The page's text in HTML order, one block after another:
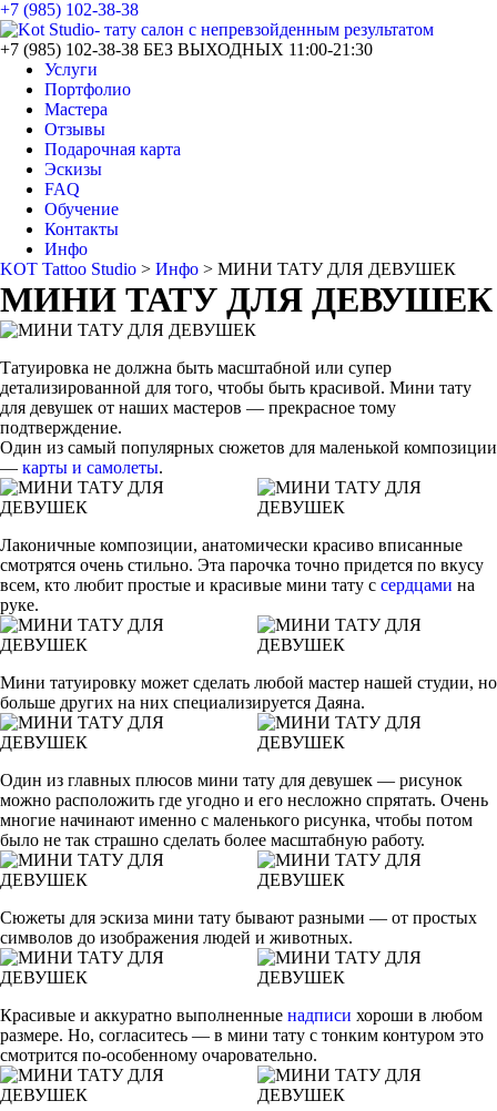
+7 (985) 102-38-38
+7 (985) 102-38-38 БЕЗ ВЫХОДНЫХ 11:00-21:30
Услуги
Портфолио
Мастера
Отзывы
Подарочная карта
Эскизы
FAQ
Обучение
Контакты
Инфо
KOT Tattoo Studio > Инфо > МИНИ ТАТУ ДЛЯ ДЕВУШЕК
МИНИ ТАТУ ДЛЯ ДЕВУШЕК
Татуировка не должна быть масштабной или супер
детализированной для того, чтобы быть красивой. Мини тату
для девушек от наших мастеров — прекрасное тому
подтверждение.
Один из самый популярных сюжетов для маленькой композиции
— карты и самолеты.
Лаконичные композиции, анатомически красиво вписанные
смотрятся очень стильно. Эта парочка точно придется по вкусу
всем, кто любит простые и красивые мини тату с сердцами на
руке.
Мини татуировку может сделать любой мастер нашей студии, но
больше других на них специализируется Даяна.
Один из главных плюсов мини тату для девушек — рисунок
можно расположить где угодно и его несложно спрятать. Очень
многие начинают именно с маленького рисунка, чтобы потом
было не так страшно сделать более масштабную работу.
Сюжеты для эскиза мини тату бывают разными — от простых
символов до изображения людей и животных.
Красивые и аккуратно выполненные надписи хороши в любом
размере. Но, согласитесь — в мини тату с тонким контуром это
смотрится по-особенному очаровательно.